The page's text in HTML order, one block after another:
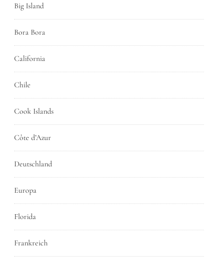
Big Island
Bora Bora
California
Chile
Cook Islands
Côte d’Azur
Deutschland
Europa
Florida
Frankreich